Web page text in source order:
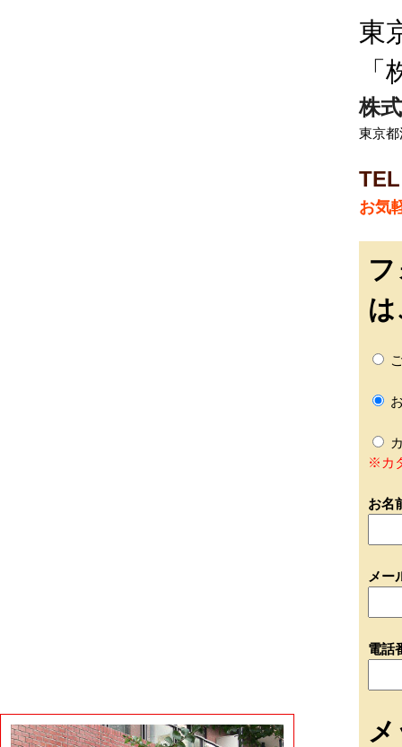
東
株
東京
お気
※カ
お名
メー
電話